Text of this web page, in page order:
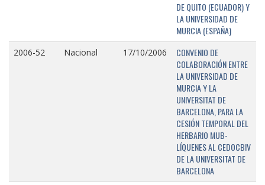
DE QUITO (ECUADOR) Y
LA UNIVERSIDAD DE
MURCIA (ESPAÑA)
2006-52 Nacional 17/10/2006
CONVENIO DE
COLABORACIÓN ENTRE
LA UNIVERSIDAD DE
MURCIA Y LA
UNIVERSITAT DE
BARCELONA, PARA LA
CESIÓN TEMPORAL DEL
HERBARIO MUB-
LÍQUENES AL CEDOCBIV
DE LA UNIVERSITAT DE
BARCELONA